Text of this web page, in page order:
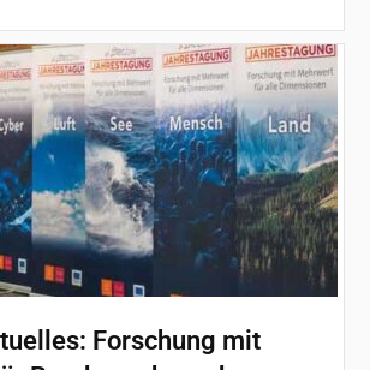
Forschung mit